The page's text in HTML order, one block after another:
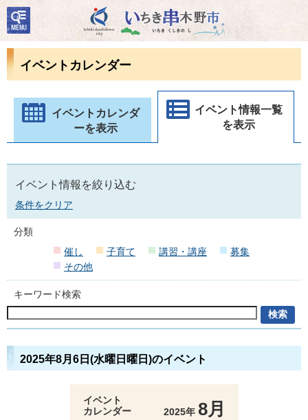
いちき串木野市
検
索・
共通
ューイベントカレンダー
イベントカレンダ
ーを表示
イベント情報一覧
を表示
イベント情報を絞り込む
条件をクリア
分類
催し
子育て 講習・講座
募集
その他
キーワード検索
2025年8月6日(水曜日曜日)のイベント
イベント
カレンダー
2025年 8月